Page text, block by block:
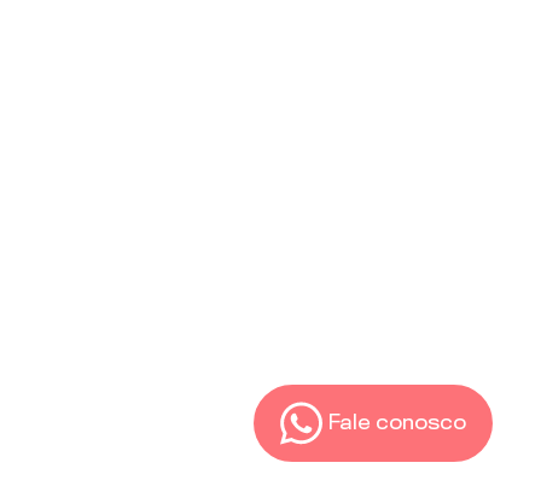
Fale conosco